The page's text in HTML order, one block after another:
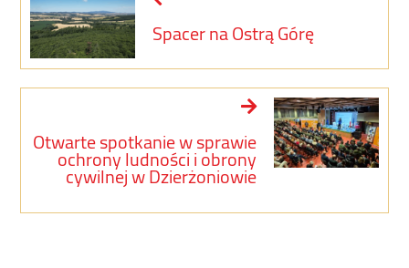
Spacer na Ostrą Górę
Otwarte spotkanie w sprawie
ochrony ludności i obrony
cywilnej w Dzierżoniowie